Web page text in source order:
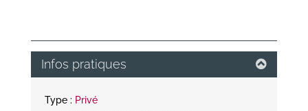
Infos pratiques
Type : Privé